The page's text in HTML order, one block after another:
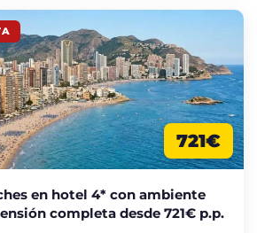
721€
en hotel 4* con ambiente
completa desde 721€ p.p.